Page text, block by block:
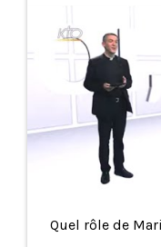
Quel rôle de